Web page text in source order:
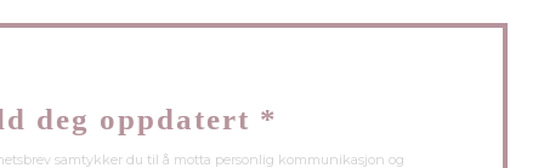
deg oppdatert *
samtykker du til å motta personlig kommunikasjon og